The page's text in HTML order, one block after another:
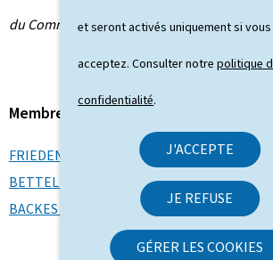
et seront activés uniquement si vous
acceptez. Consulter notrepolitique
confidentialité.
J'ACCEPTE
JE REFUSE
GÉRER LES COOKIES
du Commerce extérieur et la Direction de la
Membre du gouvernement
FRIEDEN Luc
BETTEL Xavier
BACKES Yuriko